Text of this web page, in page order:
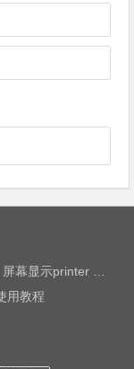
set jig网络远程维修
用教程